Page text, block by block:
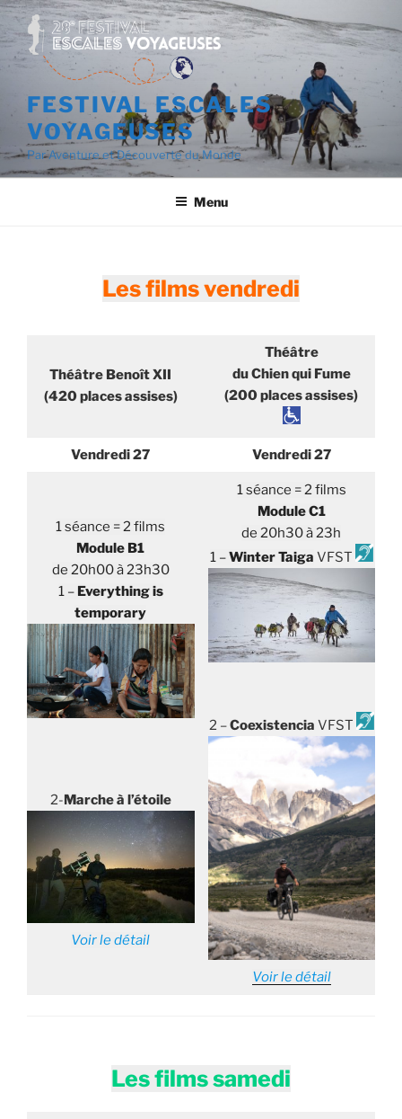
Aller
au
contenu
principal
FESTIVAL ESCALES
VOYAGEUSES
Par Aventure et Découverte du Monde
Menu
Les films vendredi
Théâtre Benoît XII
(420 places assises)
Théâtre
du Chien qui Fume
(200 places assises)
Vendredi 27 Vendredi 27
1 séance = 2 films
Module B1
de 20h00 à 23h30
1 – Everything is
temporary
2-Marche à l’étoile
Voir le détail
1 séance = 2 films
Module C1
de 20h30 à 23h
1 –Winter Taiga VFST
2 –Coexistencia VFST
Voir le détail
Les films samedi